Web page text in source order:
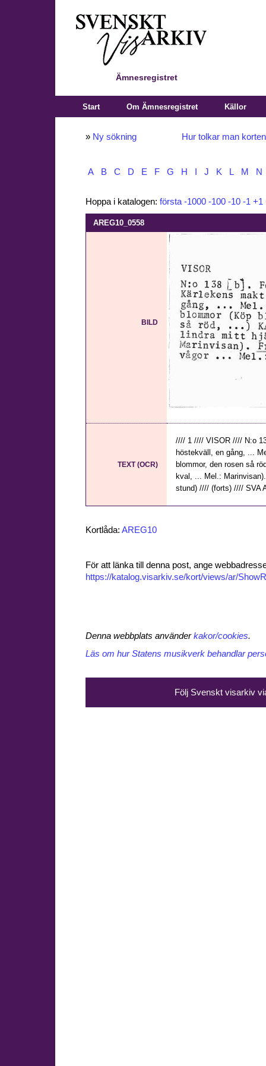
Ämnesregistret
Start Om Ämnesregistret Källor
» Ny sökning Hur tolkar man
A B C D E F G H J K L M N
Hoppa i katalogen: första -1000 -100 -10 -1 +1
AREG10_0558
BILD
TEXT (OCR)
//// 1 //// VISOR //// N:o
höstekväll, en gång, ...
blommor, den rosen så
kval, ... Mel.:
stund) //// (forts) //// SVA
Kortlåda: AREG10
För att länka till denna post, ange
https://katalog.visarkiv.se/kort/views/ar/
Denna webbplats använderkakor/cookies.
Läs om hur Statens musikverk behandlar
Följ Svenskt visarkiv